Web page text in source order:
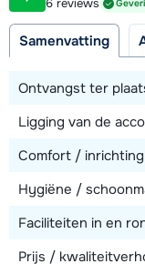
200 meter
6 reviews
Samenvatting
Ontvangst ter
Ligging van de
Comfort / inrichting
Hygiëne /
Faciliteiten in en
Prijs /